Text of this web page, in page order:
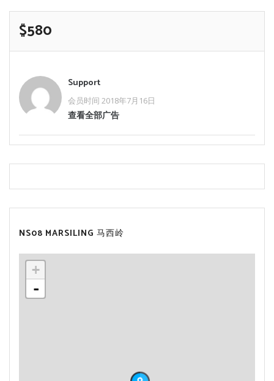
$580
Support
会员时间 2018年7月16日
查看全部广告
NS08 MARSILING 马西岭
+
-